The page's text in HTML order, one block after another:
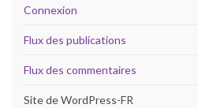
Connexion
Flux des publications
Flux des commentaires
Site de WordPress-FR